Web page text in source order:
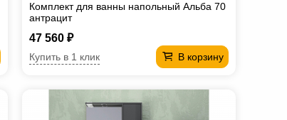
Комплект для ванны напольный Альба 70
антрацит
47 560 ₽
В корзину
Купить в 1 клик